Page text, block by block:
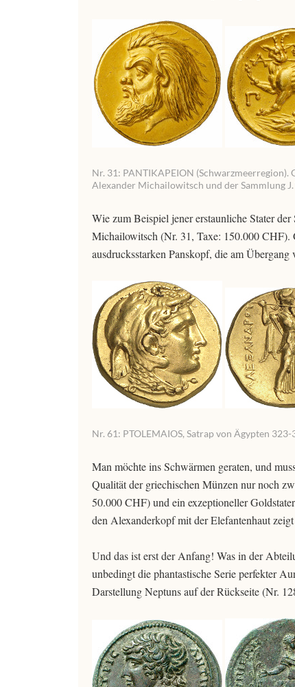
Nr. 31: PANTIKAPEION
Alexander Michailowitsch und der Sammlung
Wie zum Beispiel jener erstaunliche Stater
Michailowitsch (Nr. 31, Taxe: 150.000 CHF).
ausdrucksstarken Panskopf, die am
Nr. 61: PTOLEMAIOS, Satrap von Ägypten
Man möchte ins Schwärmen geraten, und
Qualität der griechischen Münzen nur noch
50.000 CHF) und ein exzeptioneller
den Alexanderkopf mit der Elefantenhaut
Und das ist erst der Anfang! Was in der
unbedingt die phantastische Serie perfekter
Darstellung Neptuns auf der Rückseite (Nr.